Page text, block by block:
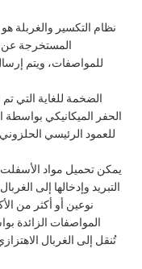
نظام التكسير والغربلة
للمواصفات، ويتم
الحفر الميكانيكي
للعمود الرئيسي
يمكن تحميل مواد
التبريد وإدخالها إلى
نوعين أو أكثر من
المواصفات الزائدة
تُنقل إلى الغربال